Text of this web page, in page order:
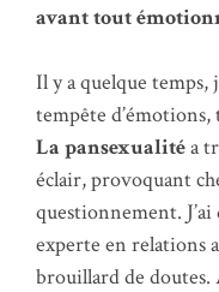
avant tout
Il y a quelque temps,
tempête
La pansexualitéa
éclair, provoquant
questionnement.
experte en relations
brouillard de doutes.